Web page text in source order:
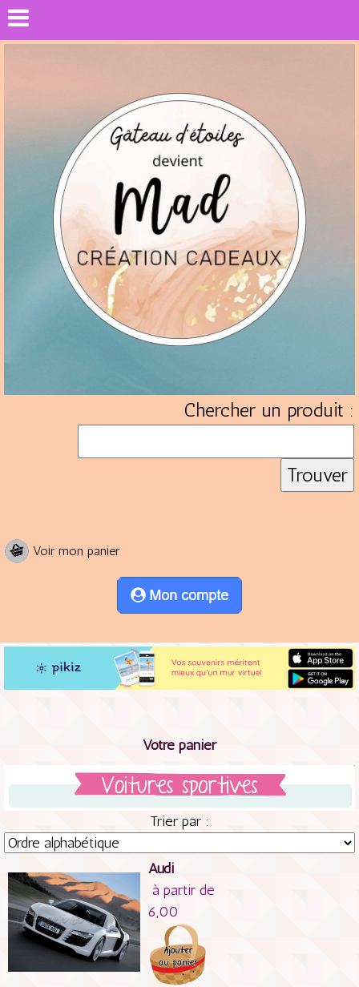
Chercher un produit :
Voir mon panier
Votre panier
Trier par :
Audi
à partir de
6,00